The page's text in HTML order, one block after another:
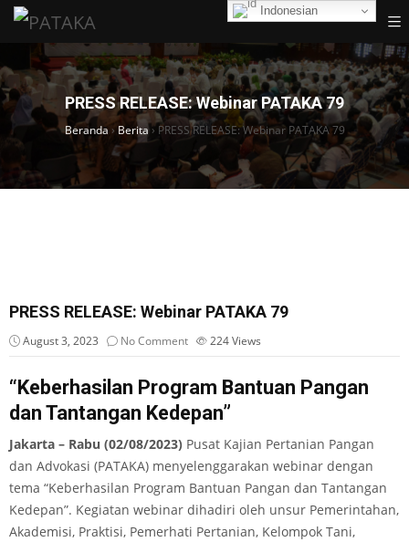
PRESS RELEASE: Webinar PATAKA 79
Beranda› Berita › PRESS RELEASE: Webinar PATAKA 79
PRESS RELEASE: Webinar PATAKA 79
August 3, 2023 No Comment 224Views
“Keberhasilan Program Bantuan Pangan
dan Tantangan Kedepan”
Jakarta – Rabu (02/08/2023) Pusat Kajian Pertanian Pangan
dan Advokasi (PATAKA) menyelenggarakan webinar dengan
tema “Keberhasilan Program Bantuan Pangan dan Tantangan
Kedepan”. Kegiatan webinar dihadiri oleh unsur Pemerintahan,
Akademisi, Praktisi, Pemerhati Pertanian, Kelompok Tani,
Indonesian